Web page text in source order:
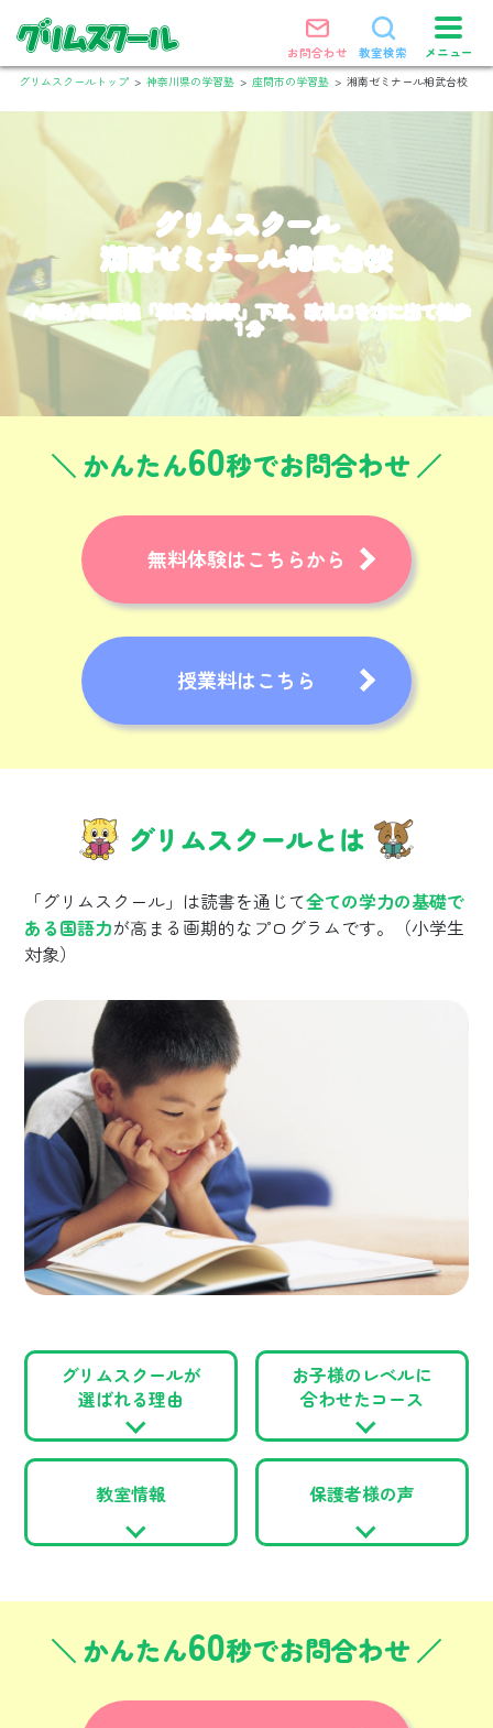
お問合わせ 教室検索 メニュー
グリムスクールトップ > 神奈川県の学習塾 > 座間市の学習塾 > 湘南ゼミナール相武台校
グリムスクール
湘南ゼミナール相武台校
小田急小田原線「相武台前駅」下車、改札口を右に出て徒歩
１分
かんたん60秒でお問合わせ
無料体験はこちらから
授業料はこちら
グリムスクールとは
「グリムスクール」は読書を通じて全ての学力の基礎で
ある国語力が高まる画期的なプログラムです。（小学生
対象）
グリムスクールが
選ばれる理由
お子様のレベルに
合わせたコース
教室情報 保護者様の声
かんたん60秒でお問合わせ